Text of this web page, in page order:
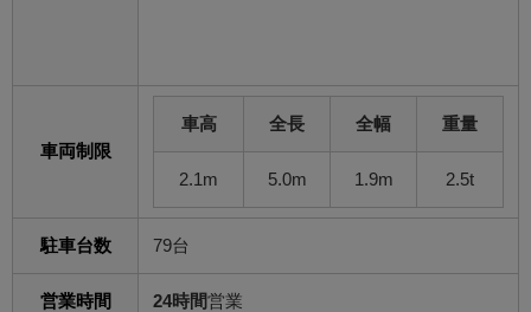
車両制限
車高 全長 全幅 重量
2.1m 5.0m 1.9m 2.5t
駐車台数 79台
営業時間 24時間営業